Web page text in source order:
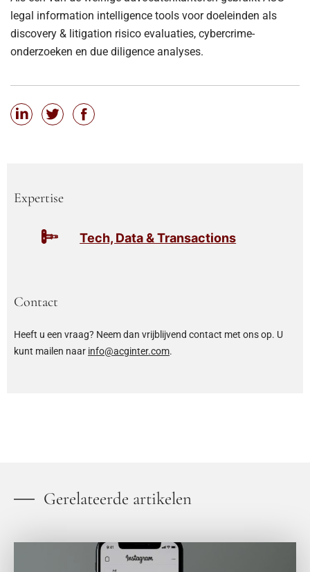
legal information intelligence tools voor doeleinden als
discovery & litigation risico evaluaties, cybercrime-
onderzoeken en due diligence analyses.
Expertise
Tech, Data & Transactions
Contact
Heeft u een vraag? Neem dan vrijblijvend contact met ons op. U
kunt mailen naar info@acginter.com.
Gerelateerde artikelen